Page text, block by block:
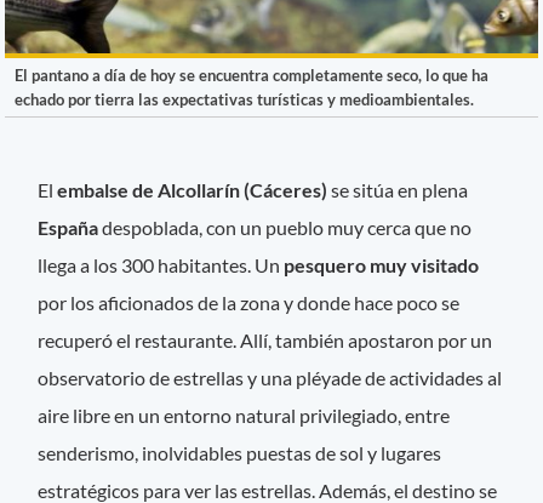
El pantano a día de hoy se encuentra completamente seco, lo que ha
echado por tierra las expectativas turísticas y medioambientales.
Elembalse de Alcollarín (Cáceres) se sitúa en plena
Españadespoblada, con un pueblo muy cerca que no
llega a los 300 habitantes. Un pesquero muy visitado
por los aficionados de la zona y donde hace poco se
recuperó el restaurante. Allí, también apostaron por un
observatorio de estrellas y una pléyade de actividades al
aire libre en un entorno natural privilegiado, entre
senderismo, inolvidables puestas de sol y lugares
estratégicos para ver las estrellas. Además, el destino se